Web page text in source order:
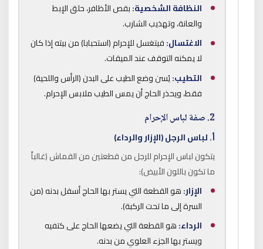
النظافة الشخصية:بقص الأظافر، حلق الإبط
والعانة، وتهذيب الشارب.
الاغتسال:فيتغسل للإحرام (استحبابا) من بيته إذا كان
لا يمكنه التوقف عند الميقات.
التطيب:يُسن وضع الطيب على البدن (الرأس واللحية)
فقط، ويحذر الحاج أن يمس الطيب ملابس الإحرام.
2. صفة لباس الإحرام
أ. لباس الرجل (الإزار والرداء)
يتكون لباس الإحرام للرجل من قطعتين من القماش (غالباً
ما تكون باللون الأبيض):
الإزار:هو القطعة التي يستر بها الحاج أسفل بدنه (من
السرة إلى ما تحت الركبة).
الرداء:هو القطعة التي يضعها الحاج على كتفيه
ويستر بها الجزء العلوي من بدنه.